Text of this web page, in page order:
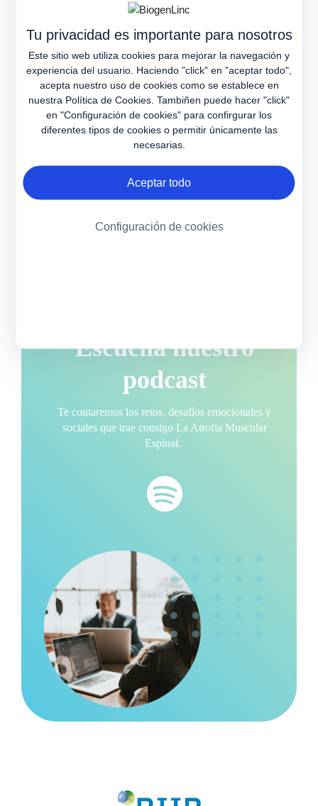
Tu privacidad es importante para nosotros
Este sitio web utiliza cookies para mejorar la navegación y
experiencia del usuario. Haciendo "click" en "aceptar todo",
acepta nuestro uso de cookies como se establece en
nuestra Política de Cookies . Tambiñen puede hacer "click"
en "Configuración de cookies" para confirgurar los
diferentes tipos de cookies o permitir únicamente las
necesarias.
Aceptar todo
Configuración de cookies
Escucha nuestro
podcast
Te contaremos los retos, desafíos emocionales y
sociales que trae consigo La Atrofia Muscular
Espinal.